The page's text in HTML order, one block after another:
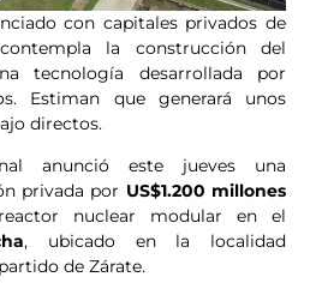
con capitales privados de
la construcción del
tecnología desarrollada por
Estiman que generará unos
directos.
anunció este jueves una
privada por US$1.200 millones
nuclear modular en el
, ubicado en la localidad
de Zárate.